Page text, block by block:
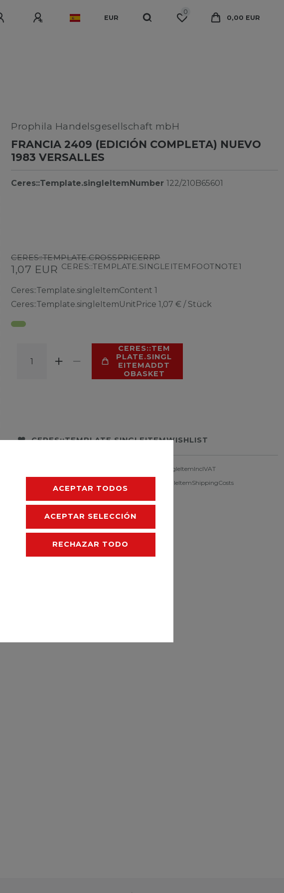
EUR
0
0,00 EUR
Prophila Handelsgesellschaft mbH
FRANCIA 2409 (EDICIÓN COMPLETA) NUEVO
1983 VERSALLES
Ceres::Template.singleItemNumber 122/210B65601
CERES::TEMPLATE.CROSSPRICERRP
1,07 EUR CERES::TEMPLATE.SINGLEITEMFOOTNOTE1
Ceres::Template.singleItemContent 1
Ceres::Template.singleItemUnitPrice 1,07 € / Stück
CERES::TEM
PLATE.SINGL
EITEMADDT
OBASKET
CERES::TEMPLATE.SINGLEITEMWISHLIST
Ceres::Template.singleItemFootnote1 Ceres::Template.singleItemInclVAT
Ceres::Template.singleItemShippingCosts
ACEPTAR TODOS
ACEPTAR SELECCIÓN
RECHAZAR TODO